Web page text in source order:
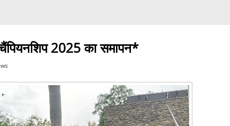
2025 का समापन*